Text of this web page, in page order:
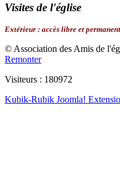
Visites de l'église
Extérieur : accès libre et
© Association des Amis de
Remonter
Visiteurs : 180972
Kubik-Rubik Joomla!